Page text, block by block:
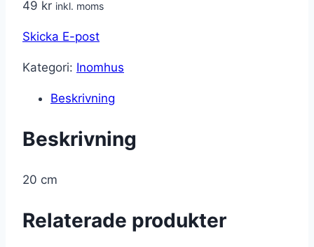
49 kr inkl. moms
Skicka E-post
Kategori: Inomhus
Beskrivning
Beskrivning
20 cm
Relaterade produkter